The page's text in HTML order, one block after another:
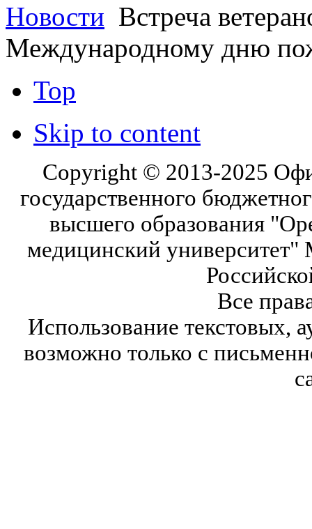
Новости Встреча
Международному дню
Top
Skip to content
Copyright © 2013-2025
государственного
высшего образования
медицинский университет"
Все
Использование текстовых,
возможно только с